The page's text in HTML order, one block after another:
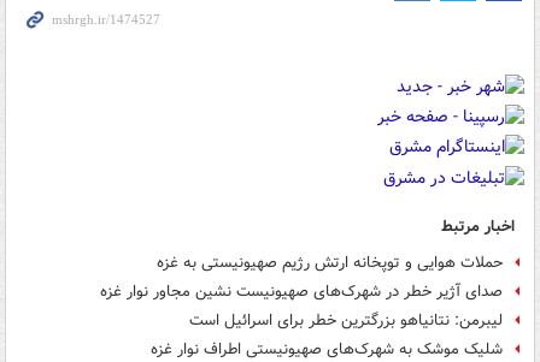
اخبار مرتبط
حملات هوایی و توپخانه ارتش رژیم صهیونیستی به غزه
صدای آژیر خطر در شهرک‌های صهیونیست نشین مجاور نوار غزه
لیبرمن: نتانیاهو بزرگترین خطر برای اسرائیل است
شلیک موشک به شهرک‌های صهیونیستی اطراف نوار غزه